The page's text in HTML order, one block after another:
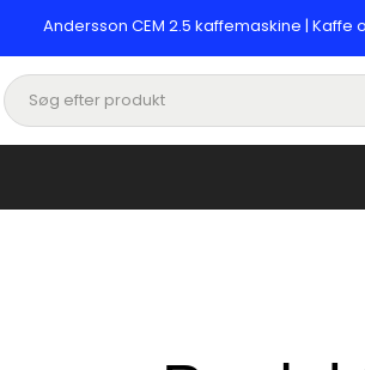
Andersson CEM 2.5 kaffemaskine | Kaffe